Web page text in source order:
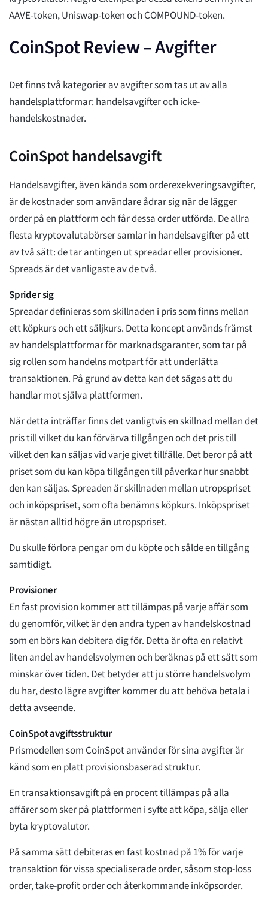
AAVE-token, Uniswap-token och COMPOUND-token.
CoinSpot Review – Avgifter
Det finns två kategorier av avgifter som tas ut av alla
handelsplattformar: handelsavgifter och icke-
handelskostnader.
CoinSpot handelsavgift
Handelsavgifter, även kända som orderexekveringsavgifter,
är de kostnader som användare ådrar sig när de lägger
order på en plattform och får dessa order utförda. De allra
flesta kryptovalutabörser samlar in handelsavgifter på ett
av två sätt: de tar antingen ut spreadar eller provisioner.
Spreads är det vanligaste av de två.
Sprider sig
Spreadar definieras som skillnaden i pris som finns mellan
ett köpkurs och ett säljkurs. Detta koncept används främst
av handelsplattformar för marknadsgaranter, som tar på
sig rollen som handelns motpart för att underlätta
transaktionen. På grund av detta kan det sägas att du
handlar mot själva plattformen.
När detta inträffar finns det vanligtvis en skillnad mellan det
pris till vilket du kan förvärva tillgången och det pris till
vilket den kan säljas vid varje givet tillfälle. Det beror på att
priset som du kan köpa tillgången till påverkar hur snabbt
den kan säljas. Spreaden är skillnaden mellan utropspriset
och inköpspriset, som ofta benämns köpkurs. Inköpspriset
är nästan alltid högre än utropspriset.
Du skulle förlora pengar om du köpte och sålde en tillgång
samtidigt.
Provisioner
En fast provision kommer att tillämpas på varje affär som
du genomför, vilket är den andra typen av handelskostnad
som en börs kan debitera dig för. Detta är ofta en relativt
liten andel av handelsvolymen och beräknas på ett sätt som
minskar över tiden. Det betyder att ju större handelsvolym
du har, desto lägre avgifter kommer du att behöva betala i
detta avseende.
CoinSpot avgiftsstruktur
Prismodellen som CoinSpot använder för sina avgifter är
känd som en platt provisionsbaserad struktur.
En transaktionsavgift på en procent tillämpas på alla
affärer som sker på plattformen i syfte att köpa, sälja eller
byta kryptovalutor.
På samma sätt debiteras en fast kostnad på 1% för varje
transaktion för vissa specialiserade order, såsom stop-loss
order, take-profit order och återkommande inköpsorder.